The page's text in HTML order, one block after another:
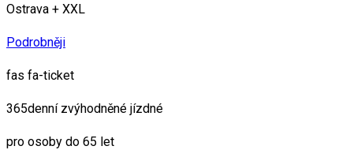
Ostrava + XXL
Podrobněji
fas fa-ticket
365denní zvýhodněné jízdné
pro osoby do 65 let